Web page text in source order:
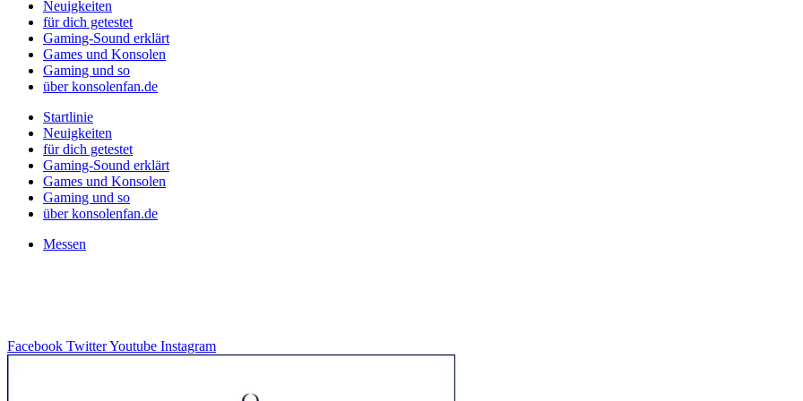
Neuigkeiten
für dich getestet
Gaming-Sound erklärt
Games und Konsolen
Gaming und so
über konsolenfan.de
Startlinie
Neuigkeiten
für dich getestet
Gaming-Sound erklärt
Games und Konsolen
Gaming und so
über konsolenfan.de
Messen
Facebook TwitterYoutube Instagram